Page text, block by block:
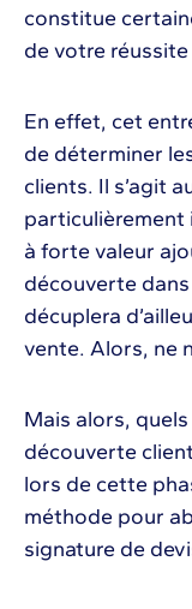
constitue
de votre réussite
En effet, cet
de déterminer
clients. Il s’agit
à forte valeur
découverte
décuplera
vente. Alors, ne
Mais alors,
découverte
lors de cette
méthode pour
signature de